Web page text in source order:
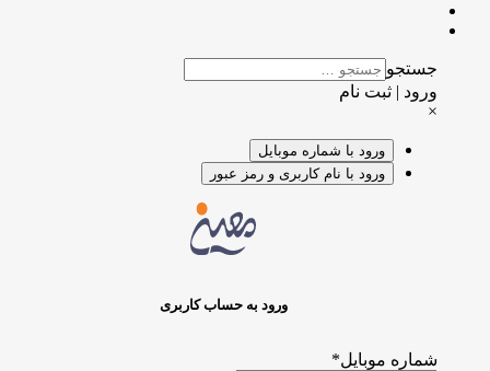
جستجو
ورود | ثبت نام
×
ورود با شماره موبایل
ورود با نام کاربری و رمز عبور
ورود به حساب کاربری
شماره موبایل*